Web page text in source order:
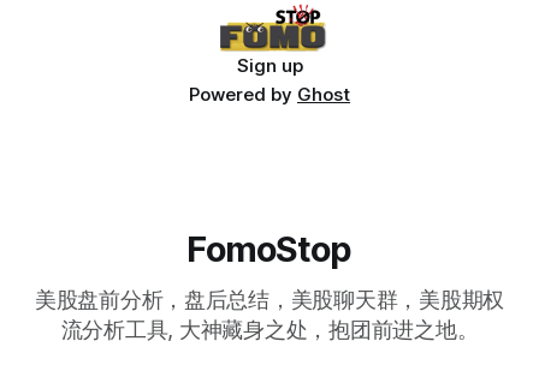
Sign up
Powered by Ghost
FomoStop
美股盘前分析，盘后总结，美股聊天群，美股期权
流分析工具, 大神藏身之处，抱团前进之地。